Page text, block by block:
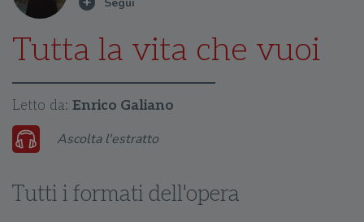
Tutta la vita che vuoi
Letto da: Enrico Galiano
Audio
Player
Ascolta l'estratto
Tutti i formati dell'opera